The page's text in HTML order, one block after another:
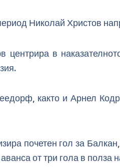
Николай Христов
центрира в
както и Арнел
почетен гол за
от три гола в полза